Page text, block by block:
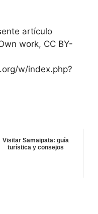
artículo
work, CC BY-
w/index.php?
Visitar Samaipata: guía
turística y consejos